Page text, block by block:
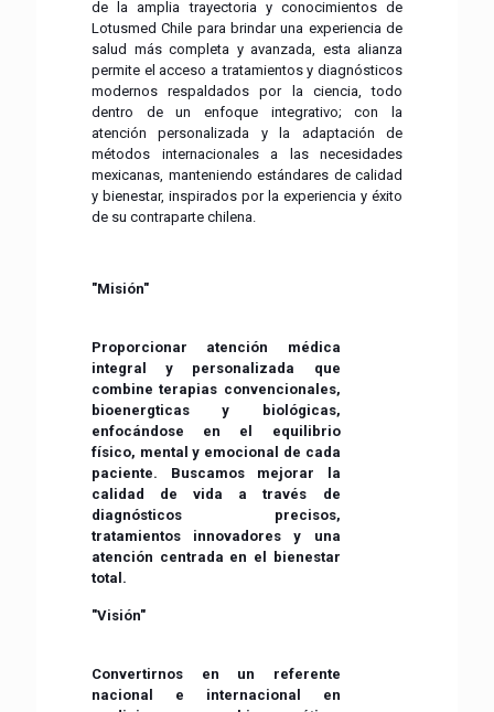
de la amplia trayectoria y conocimientos de
Lotusmed Chile para brindar una experiencia de
salud más completa y avanzada, esta alianza
permite el acceso a tratamientos y diagnósticos
modernos respaldados por la ciencia, todo
dentro de un enfoque integrativo; con la
atención personalizada y la adaptación de
métodos internacionales a las necesidades
mexicanas, manteniendo estándares de calidad
y bienestar, inspirados por la experiencia y éxito
de su contraparte chilena.
"Misión"
Proporcionar atención médica
integral y personalizada que
combine terapias convencionales,
bioenergticas y biológicas,
enfocándose en el equilibrio
físico, mental y emocional de cada
paciente. Buscamos mejorar la
calidad de vida a través de
diagnósticos precisos,
tratamientos innovadores y una
atención centrada en el bienestar
total.
"Visión"
Convertirnos en un referente
nacional e internacional en